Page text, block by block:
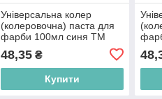
Універсальна колер
(колеровочна) паста для
фарби 100мл синя ТМ
48,35₴
Купити